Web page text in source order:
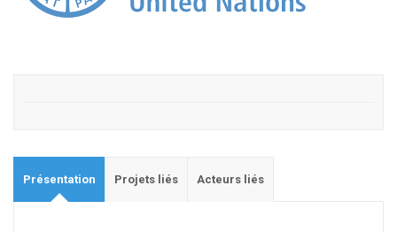
Présentation Projets liés Acteurs liés